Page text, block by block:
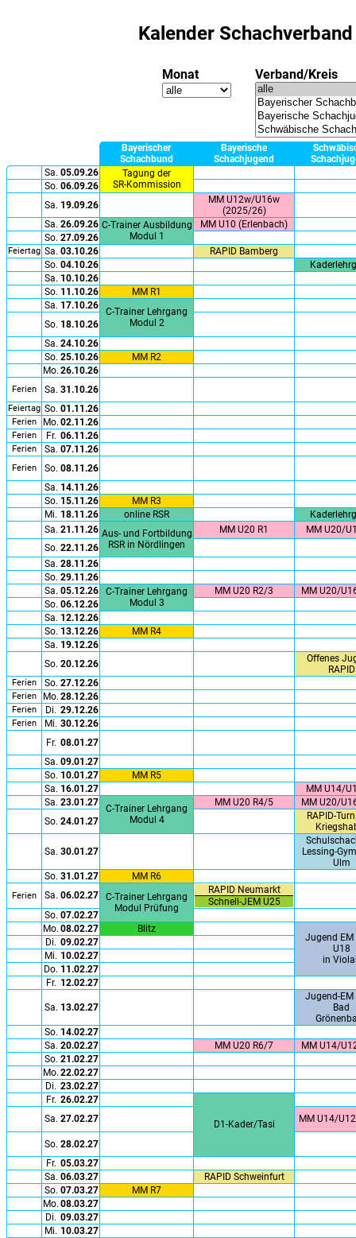
Kalender
Monat Verband/Kreis
Bayerischer
Schachbund
Bayerische
Schachjugend
Sa. 05.09.26
Tagung der
SR-Kommission
So. 06.09.26
Sa. 19.09.26
MM U12w/U16w
(2025/26)
Sa. 26.09.26 C-Trainer Ausbildung
Modul 1
MM U10 (Erlenbach)
So. 27.09.26
Feiertag Sa. 03.10.26
RAPID Bamberg
So. 04.10.26
Sa. 10.10.26
So. 11.10.26
MM R1
Sa. 17.10.26
C-Trainer Lehrgang
Modul 2
So. 18.10.26
Sa. 24.10.26
So. 25.10.26
MM R2
Mo. 26.10.26
Ferien Sa. 31.10.26
Feiertag So. 01.11.26
Ferien Mo. 02.11.26
Ferien Fr. 06.11.26
Ferien Sa. 07.11.26
Ferien So. 08.11.26
Sa. 14.11.26
So. 15.11.26
MM R3
Mi. 18.11.26 online RSR
Sa. 21.11.26 Aus- und Fortbildung
RSR in Nördlingen
MM U20 R1
MM U20/
So. 22.11.26
Sa. 28.11.26
So. 29.11.26
Sa. 05.12.26
C-Trainer Lehrgang
Modul 3
MM U20 R2/3
MM U20/
So. 06.12.26
Sa. 12.12.26
So. 13.12.26
MM R4
Sa. 19.12.26
So. 20.12.26
Offenes
RAPID
Ferien So. 27.12.26
Ferien Mo. 28.12.26
Ferien Di. 29.12.26
Ferien Mi. 30.12.26
Fr. 08.01.27
Sa. 09.01.27
So. 10.01.27
MM R5
Sa. 16.01.27
MM U14/
Sa. 23.01.27
C-Trainer Lehrgang
Modul 4
MM U20 R4/5
MM U20/
So. 24.01.27
RAPID-
Sa. 30.01.27
Lessing-
Ulm
So. 31.01.27 MM R6
Ferien Sa. 06.02.27
C-Trainer Lehrgang
Modul Prüfung
RAPID Neumarkt
Schnell-JEM U25
So. 07.02.27
Mo. 08.02.27 Blitz
Jugend EM
U18
in
Di. 09.02.27
Mi. 10.02.27
Do. 11.02.27
Fr. 12.02.27
Sa. 13.02.27
Jugend-EM
Bad
So. 14.02.27
Sa. 20.02.27 MM U20 R6/7
MM U14/
So. 21.02.27
Mo. 22.02.27
Di. 23.02.27
Fr. 26.02.27
D1-Kader/Tasi
Sa. 27.02.27 MM U14/
So. 28.02.27
Fr. 05.03.27
Sa. 06.03.27
RAPID Schweinfurt
So. 07.03.27
MM R7
Mo. 08.03.27
Di. 09.03.27
Mi. 10.03.27